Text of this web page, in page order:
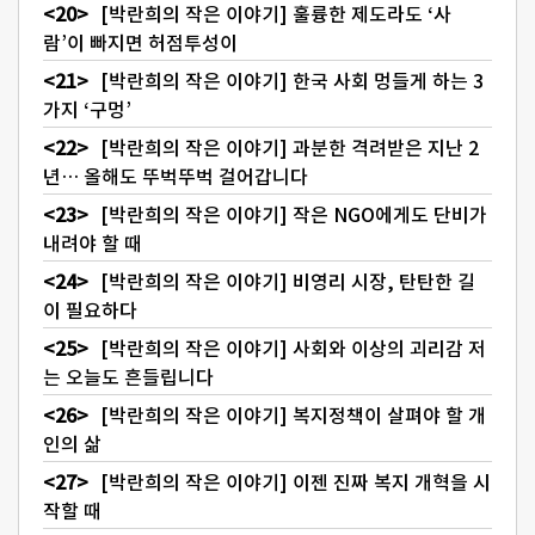
[박란희의 작은 이야기] 훌륭한 제도라도 ‘사
람’이 빠지면 허점투성이
[박란희의 작은 이야기] 한국 사회 멍들게 하는 3
가지 ‘구멍’
[박란희의 작은 이야기] 과분한 격려받은 지난 2
년… 올해도 뚜벅뚜벅 걸어갑니다
[박란희의 작은 이야기] 작은 NGO에게도 단비가
내려야 할 때
[박란희의 작은 이야기] 비영리 시장, 탄탄한 길
이 필요하다
[박란희의 작은 이야기] 사회와 이상의 괴리감 저
는 오늘도 흔들립니다
[박란희의 작은 이야기] 복지정책이 살펴야 할 개
인의 삶
[박란희의 작은 이야기] 이젠 진짜 복지 개혁을 시
작할 때